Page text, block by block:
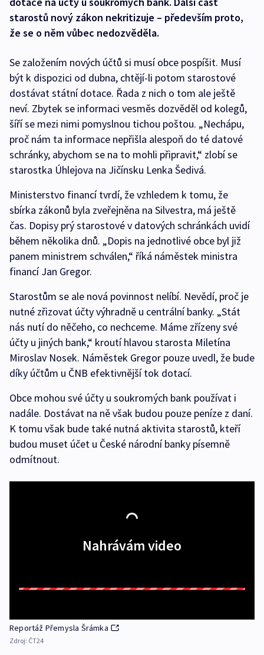
starostů nový zákon nekritizuje – především proto,
že se o něm vůbec nedozvěděla.
Se založením nových účtů si musí obce pospíšit. Musí
být k dispozici od dubna, chtějí-li potom starostové
dostávat státní dotace. Řada z nich o tom ale ještě
neví. Zbytek se informaci vesměs dozvěděl od kolegů,
šíří se mezi nimi pomyslnou tichou poštou. „Nechápu,
proč nám ta informace nepřišla alespoň do té datové
schránky, abychom se na to mohli připravit,“ zlobí se
starostka Úhlejova na Jičínsku Lenka Šedivá.
Ministerstvo financí tvrdí, že vzhledem k tomu, že
sbírka zákonů byla zveřejněna na Silvestra, má ještě
čas. Dopisy prý starostové v datových schránkách uvidí
během několika dnů. „Dopis na jednotlivé obce byl již
panem ministrem schválen,“ říká náměstek ministra
financí Jan Gregor.
Starostům se ale nová povinnost nelíbí. Nevědí, proč je
nutné zřizovat účty výhradně u centrální banky. „Stát
nás nutí do něčeho, co nechceme. Máme zřízeny své
účty u jiných bank,“ kroutí hlavou starosta Miletína
Miroslav Nosek. Náměstek Gregor pouze uvedl, že bude
díky účtům u ČNB efektivnější tok dotací.
Obce mohou své účty u soukromých bank používat i
nadále. Dostávat na ně však budou pouze peníze z daní.
K tomu však bude také nutná aktivita starostů, kteří
budou muset účet u České národní banky písemně
odmítnout.
Nahrávám video
Reportáž Přemysla Šrámka
Zdroj: ČT24